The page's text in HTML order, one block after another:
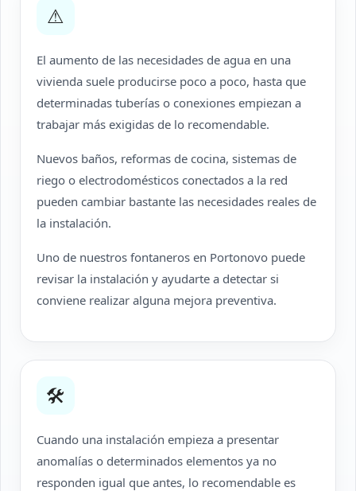
⚠
El aumento de las necesidades de agua en una
vivienda suele producirse poco a poco, hasta que
determinadas tuberías o conexiones empiezan a
trabajar más exigidas de lo recomendable.
Nuevos baños, reformas de cocina, sistemas de
riego o electrodomésticos conectados a la red
pueden cambiar bastante las necesidades reales de
la instalación.
Uno de nuestros fontaneros en Portonovo puede
revisar la instalación y ayudarte a detectar si
conviene realizar alguna mejora preventiva.
🛠
Cuando una instalación empieza a presentar
anomalías o determinados elementos ya no
responden igual que antes, lo recomendable es